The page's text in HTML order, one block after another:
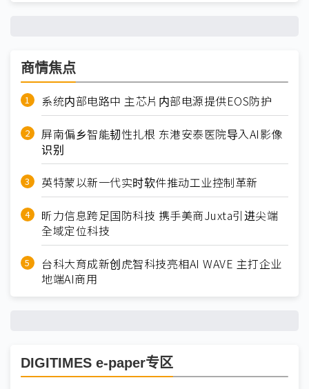
商情焦点
系统内部电路中 主芯片内部电源提供EOS防护
屏南偏乡智能韧性扎根 东港安泰医院导入AI影像
识别
英特蒙以新一代实时软件推动工业控制革新
昕力信息跨足国防科技 携手美商Juxta引进尖端
全域定位科技
台科大育成新创虎智科技亮相AI WAVE 主打企业
地端AI商用
DIGITIMES e-paper专区